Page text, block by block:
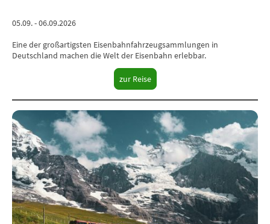
05.09. - 06.09.2026
Eine der großartigsten Eisenbahnfahrzeugsammlungen in
Deutschland machen die Welt der Eisenbahn erlebbar.
zur Reise